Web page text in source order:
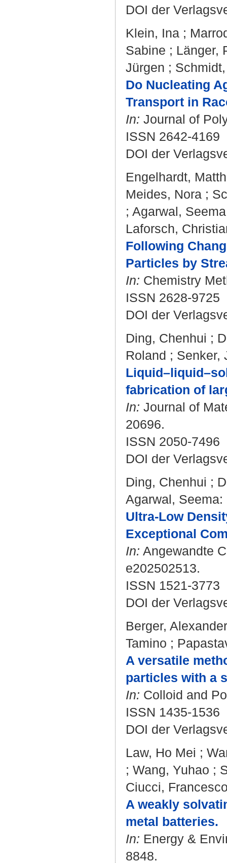
DOI der
Klein, Ina ;
Sabine ; Länger,
Jürgen ;
Do Nucleating
Transport in
In: Journal of
ISSN 2642-4169
DOI der
Engelhardt,
Meides, Nora ;
; Agarwal, Seema
Laforsch,
Following
Particles by
In: Chemistry
ISSN 2628-9725
DOI der
Ding, Chenhui ;
Roland ; Senker,
fabrication of
In: Journal of
20696.
ISSN 2050-7496
DOI der
Ding, Chenhui ;
Agarwal, Seema:
Ultra‐Low
Exceptional
In: Angewandte
e202502513.
ISSN 1521-3773
DOI der
Berger, Alexander
Tamino ;
A versatile
particles with a
In: Colloid and
ISSN 1435-1536
DOI der
Law, Ho Mei ;
; Wang, Yuhao ;
Ciucci,
A weakly
metal batteries.
In: Energy &
8848.